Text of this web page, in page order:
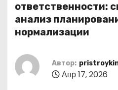
ответственности:
анализ
нормализации
Автор:
Апр 17, 2026